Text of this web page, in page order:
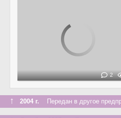
2
↑ 2004 г. Передан в другое